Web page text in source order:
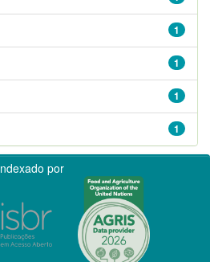
1
1
1
1
por